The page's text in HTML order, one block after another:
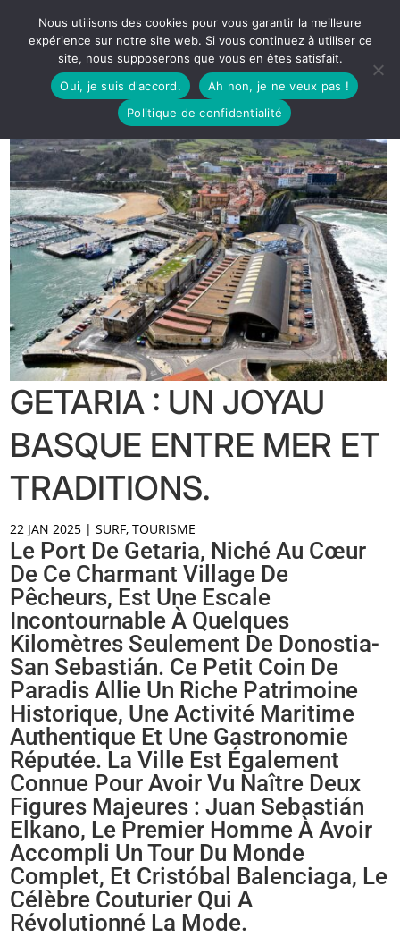
GETARIA : UN JOYAU
BASQUE ENTRE MER ET
TRADITIONS.
22 JAN 2025 |SURF,TOURISME
Le Port De Getaria, Niché Au Cœur
De Ce Charmant Village De
Pêcheurs, Est Une Escale
Incontournable À Quelques
Kilomètres Seulement De Donostia-
San Sebastián. Ce Petit Coin De
Paradis Allie Un Riche Patrimoine
Historique, Une Activité Maritime
Authentique Et Une Gastronomie
Réputée. La Ville Est Également
Connue Pour Avoir Vu Naître Deux
Figures Majeures : Juan Sebastián
Elkano, Le Premier Homme À Avoir
Accompli Un Tour Du Monde
Complet, Et Cristóbal Balenciaga, Le
Célèbre Couturier Qui A
Révolutionné La Mode.
Nous utilisons des cookies pour vous garantir la meilleure
expérience sur notre site web. Si vous continuez à utiliser ce
site, nous supposerons que vous en êtes satisfait.
Oui, je suis d'accord.
Ah non, je ne veux pas !
Politique de confidentialité